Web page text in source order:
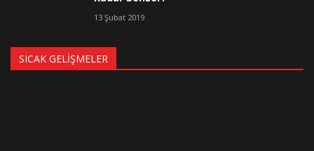
13 Şubat 2019
SICAK GELIŞMELER